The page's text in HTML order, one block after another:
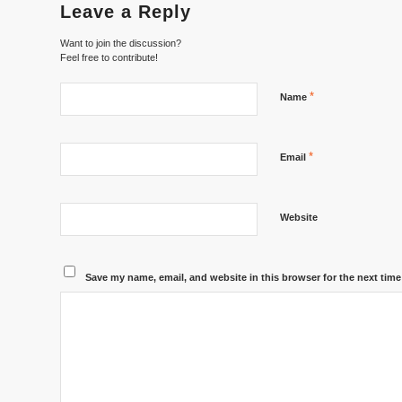
Leave a Reply
Want to join the discussion?
Feel free to contribute!
Name *
Email *
Website
Save my name, email, and website in this browser for the next